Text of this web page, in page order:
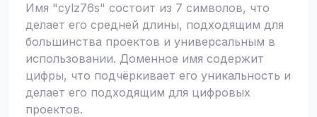
Имя "cylz76s" состоит из 7 символов, что
делает его средней длины, подходящим для
большинства проектов и универсальным в
использовании. Доменное имя содержит
цифры, что подчёркивает его уникальность и
делает его подходящим для цифровых
проектов.